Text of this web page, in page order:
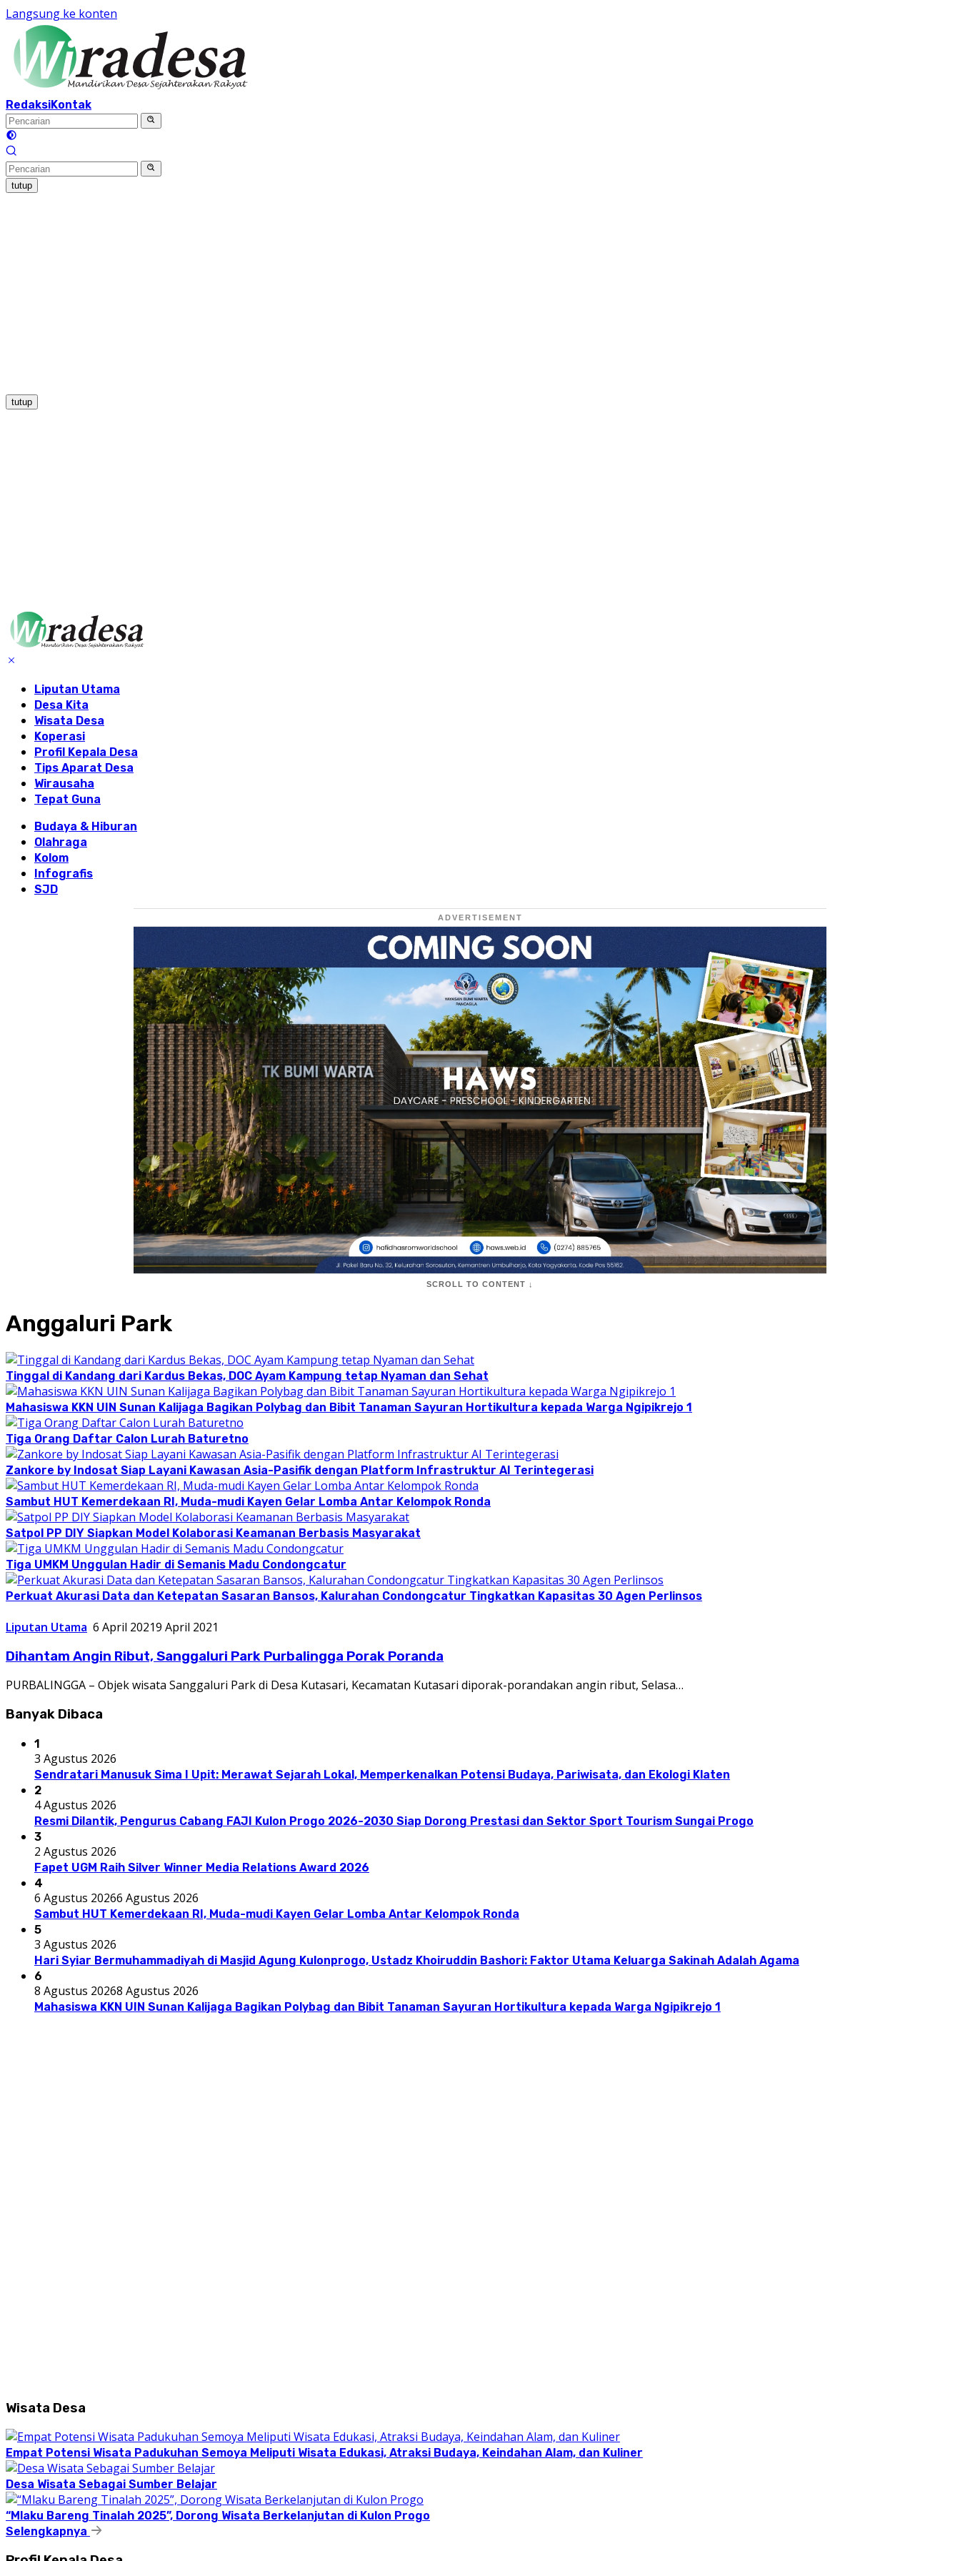
Langsung ke konten
RedaksiKontak
tutup
tutup
Liputan Utama
Desa Kita
Wisata Desa
Koperasi
Profil Kepala Desa
Tips Aparat Desa
Wirausaha
Tepat Guna
Budaya & Hiburan
Olahraga
Kolom
Infografis
SJD
ADVERTISEMENT
SCROLL TO CONTENT ↓
Anggaluri Park
Tinggal di Kandang dari Kardus Bekas, DOC Ayam Kampung tetap Nyaman dan Sehat
Mahasiswa KKN UIN Sunan Kalijaga Bagikan Polybag dan Bibit Tanaman Sayuran Hortikultura kepada Warga Ngipikrejo 1
Tiga Orang Daftar Calon Lurah Baturetno
Zankore by Indosat Siap Layani Kawasan Asia-Pasifik dengan Platform Infrastruktur AI Terintegerasi
Sambut HUT Kemerdekaan RI, Muda-mudi Kayen Gelar Lomba Antar Kelompok Ronda
Satpol PP DIY Siapkan Model Kolaborasi Keamanan Berbasis Masyarakat
Tiga UMKM Unggulan Hadir di Semanis Madu Condongcatur
Perkuat Akurasi Data dan Ketepatan Sasaran Bansos, Kalurahan Condongcatur Tingkatkan Kapasitas 30 Agen Perlinsos
Liputan Utama 6 April 20219 April 2021
Dihantam Angin Ribut, Sanggaluri Park Purbalingga Porak Poranda
PURBALINGGA – Objek wisata Sanggaluri Park di Desa Kutasari, Kecamatan Kutasari diporak-porandakan angin ribut, Selasa…
Banyak Dibaca
1
3 Agustus 2026
Sendratari Manusuk Sima I Upit: Merawat Sejarah Lokal, Memperkenalkan Potensi Budaya, Pariwisata, dan Ekologi Klaten
2
4 Agustus 2026
Resmi Dilantik, Pengurus Cabang FAJI Kulon Progo 2026-2030 Siap Dorong Prestasi dan Sektor Sport Tourism Sungai Progo
3
2 Agustus 2026
Fapet UGM Raih Silver Winner Media Relations Award 2026
4
6 Agustus 20266 Agustus 2026
Sambut HUT Kemerdekaan RI, Muda-mudi Kayen Gelar Lomba Antar Kelompok Ronda
5
3 Agustus 2026
Hari Syiar Bermuhammadiyah di Masjid Agung Kulonprogo, Ustadz Khoiruddin Bashori: Faktor Utama Keluarga Sakinah Adalah Agama
6
8 Agustus 20268 Agustus 2026
Mahasiswa KKN UIN Sunan Kalijaga Bagikan Polybag dan Bibit Tanaman Sayuran Hortikultura kepada Warga Ngipikrejo 1
Wisata Desa
Empat Potensi Wisata Padukuhan Semoya Meliputi Wisata Edukasi, Atraksi Budaya, Keindahan Alam, dan Kuliner
Desa Wisata Sebagai Sumber Belajar
“Mlaku Bareng Tinalah 2025”, Dorong Wisata Berkelanjutan di Kulon Progo
Selengkapnya